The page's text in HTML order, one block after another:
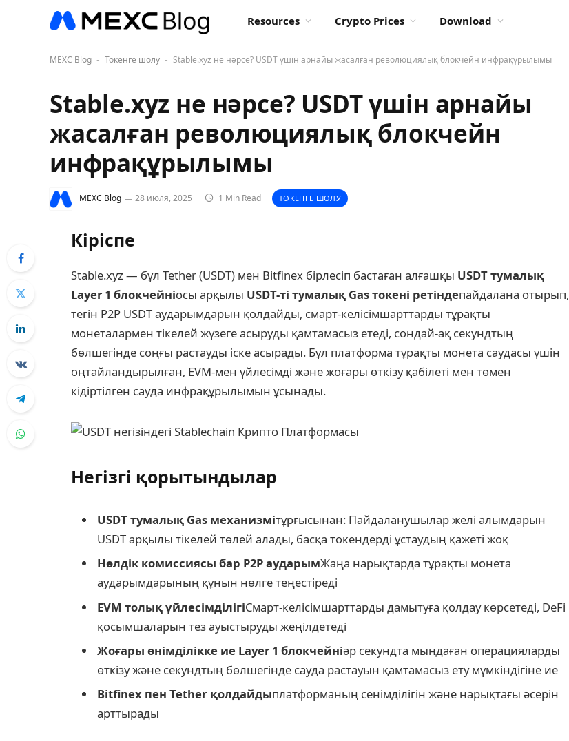
Resources Crypto Prices Download
MEXC Blog - Токенге шолу - Stable.xyz не нәрсе? USDT үшін арнайы жасалған революциялық блокчейн инфрақұрылымы
Stable.xyz не нәрсе? USDT үшін арнайы
жасалған революциялық блокчейн
инфрақұрылымы
MEXC Blog 28 июля, 2025 1 Min Read ТОКЕНГЕ ШОЛУ
Кіріспе
Stable.xyz — бұл Tether (USDT) мен Bitfinex бірлесіп бастаған алғашқы USDTтумалық
Layer 1 блокчейніосы арқылы USDT-ті тумалық Gas токені ретіндепайдалана отырып,
тегін P2P USDT аударымдарын қолдайды, смарт-келісімшарттарды тұрақты
монеталармен тікелей жүзеге асыруды қамтамасыз етеді, сондай-ақ секундтың
бөлшегінде соңғы растауды іске асырады. Бұл платформа тұрақты монета саудасы үшін
оңтайландырылған, EVM-мен үйлесімді және жоғары өткізу қабілеті мен төмен
кідіртілген сауда инфрақұрылымын ұсынады.
Негізгі қорытындылар
USDT тумалық Gas механизмітұрғысынан: Пайдаланушылар желі алымдарын
USDT арқылы тікелей төлей алады, басқа токендерді ұстаудың қажеті жоқ
Нөлдік комиссиясы бар P2P аударымЖаңа нарықтарда тұрақты монета
аударымдарының құнын нөлге теңестіреді
EVM толық үйлесімділігіСмарт-келісімшарттарды дамытуға қолдау көрсетеді, DeFi
қосымшаларын тез ауыстыруды жеңілдетеді
Жоғары өнімділікке ие Layer 1 блокчейніәр секундта мыңдаған операцияларды
өткізу және секундтың бөлшегінде сауда растауын қамтамасыз ету мүмкіндігіне ие
Bitfinex пен Tether қолдайдыплатформаның сенімділігін және нарықтағы әсерін
арттырады